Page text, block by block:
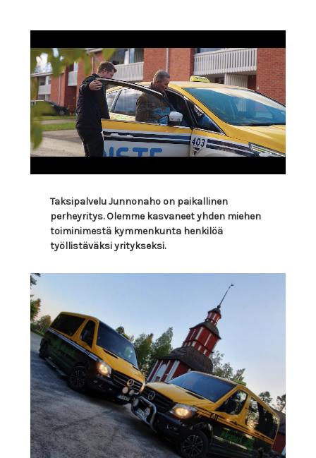
Taksipalvelu Junnonaho on paikallinen
perheyritys. Olemme kasvaneet yhden miehen
toiminimestä kymmenkunta henkilöä
työllistäväksi yritykseksi.